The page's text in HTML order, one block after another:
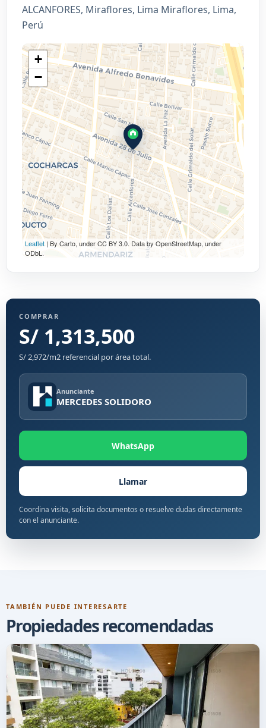
ALCANFORES, Miraflores, Lima Miraflores, Lima,
Perú
+
−
Leaflet | By Carto, under CC BY 3.0. Data by OpenStreetMap, under
ODbL.
COMPRAR
S/ 1,313,500
S/ 2,972/m2 referencial por área total.
Anunciante
MERCEDES SOLIDORO
WhatsApp
Llamar
Coordina visita, solicita documentos o resuelve dudas directamente
con el anunciante.
TAMBIÉN PUEDE INTERESARTE
Propiedades recomendadas